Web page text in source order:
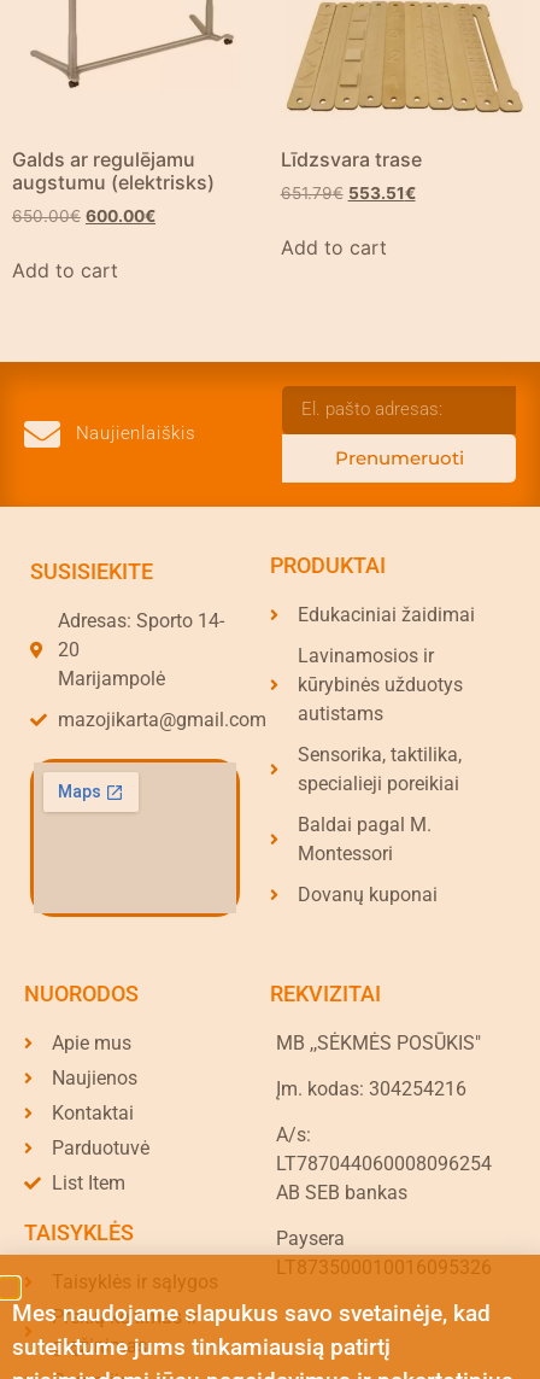
Galds ar regulējamu
augstumu (elektrisks)
650.00€ 600.00€
Add to cart
Līdzsvara trase
651.79€ 553.51€
Add to cart
Naujienlaiškis
Prenumeruoti
SUSISIEKITE
Adresas: Sporto 14-
20
Marijampolė
mazojikarta@gmail.com
PRODUKTAI
Edukaciniai žaidimai
Lavinamosios ir
kūrybinės užduotys
autistams
Sensorika, taktilika,
specialieji poreikiai
Baldai pagal M.
Montessori
Dovanų kuponai
NUORODOS
Apie mus
Naujienos
Kontaktai
Parduotuvė
List Item
TAISYKLĖS
Taisyklės ir sąlygos
Prekių keitimas ir
grąžinimas
REKVIZITAI
MB ,,SĖKMĖS POSŪKIS"
Įm. kodas: 304254216
A/s:
LT787044060008096254
AB SEB bankas
Paysera
LT873500010016095326
Mes naudojame slapukus savo svetainėje, kad
suteiktume jums tinkamiausią patirtį